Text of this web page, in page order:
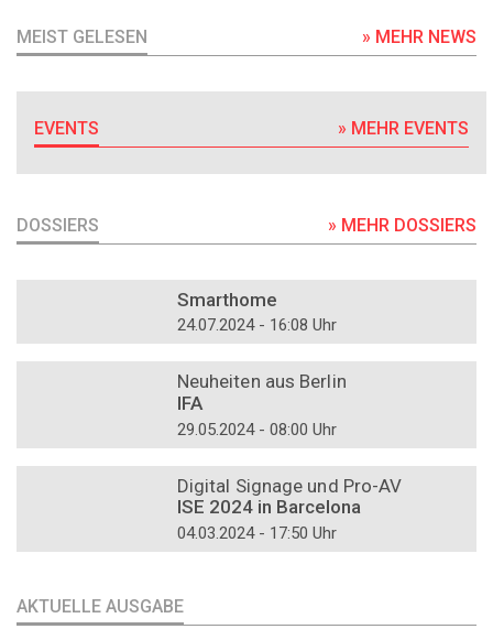
MEIST GELESEN » MEHR NEWS
EVENTS » MEHR EVENTS
DOSSIERS » MEHR DOSSIERS
Smarthome
24.07.2024 - 16:08 Uhr
Neuheiten aus Berlin
IFA
29.05.2024 - 08:00 Uhr
Digital Signage und Pro-AV
ISE 2024 in Barcelona
04.03.2024 - 17:50 Uhr
AKTUELLE AUSGABE